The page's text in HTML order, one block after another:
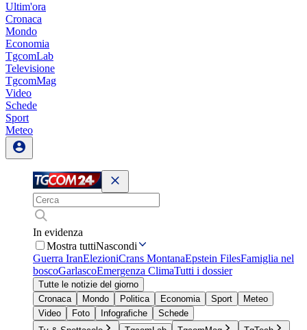
Ultim'ora
Cronaca
Mondo
Economia
TgcomLab
Televisione
TgcomMag
Video
Schede
Sport
Meteo
In evidenza
Mostra tuttiNascondi
Guerra IranElezioniCrans MontanaEpstein FilesFamiglia nel
boscoGarlascoEmergenza ClimaTutti i dossier
Tutte le notizie del giorno
Cronaca
Mondo Politica Economia Sport
Meteo
Video
Foto Infografiche
Schede